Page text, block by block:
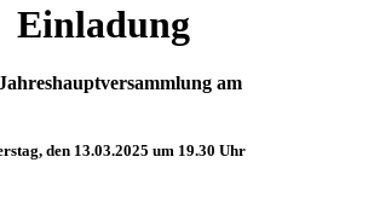
Einladung
am
den 13.03.2025 um 19.30 Uhr